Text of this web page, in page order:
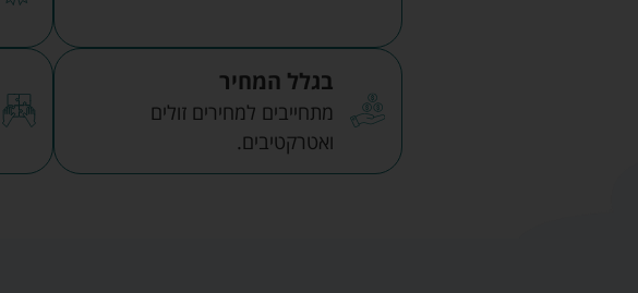
בגלל המחיר
מתחייבים למחירים זולים
ואטרקטיבים.